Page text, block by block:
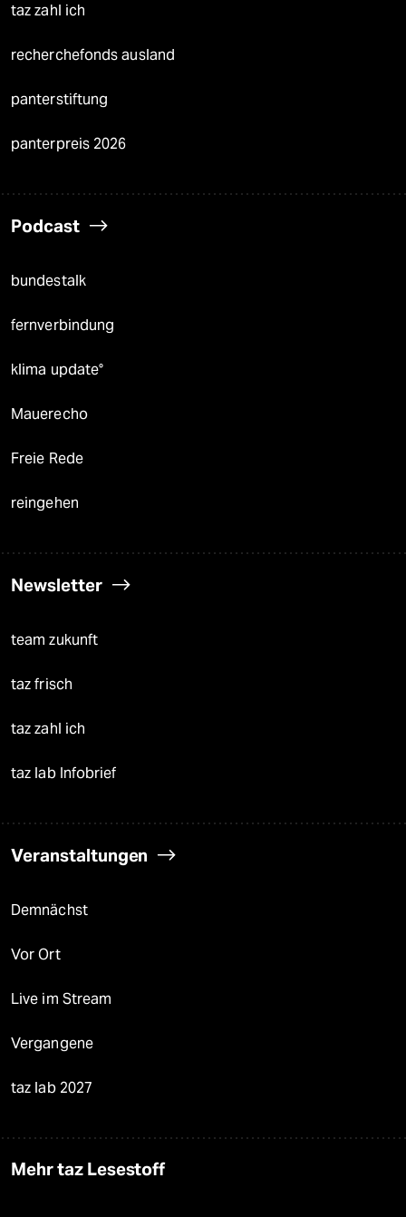
taz zahl ich
recherchefonds ausland
panterstiftung
panterpreis 2026
Podcast
bundestalk
fernverbindung
klima update°
Mauerecho
Freie Rede
reingehen
Newsletter
team zukunft
taz frisch
taz zahl ich
taz lab Infobrief
Veranstaltungen
Demnächst
Vor Ort
Live im Stream
Vergangene
taz lab 2027
Mehr taz Lesestoff